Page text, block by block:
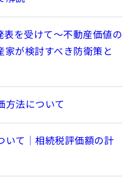
を受けて～不動産価値の
家が検討すべき防衛策と
方法について
いて｜相続税評価額の計